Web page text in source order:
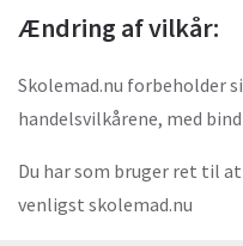
Ændring af vilkår:
Skolemad.nu forbeholder
handelsvilkårene, med
Du har som bruger ret til
venligst skolemad.nu